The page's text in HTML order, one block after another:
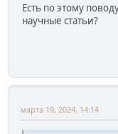
Есть по этому
научные статьи?
марта 19, 2024, 14:14